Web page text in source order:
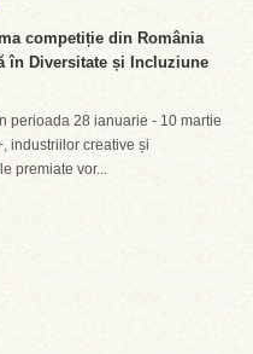
competiție din România
în Diversitate și Incluziune
perioada 28 ianuarie - 10 martie
industriilor creative și
premiate vor...